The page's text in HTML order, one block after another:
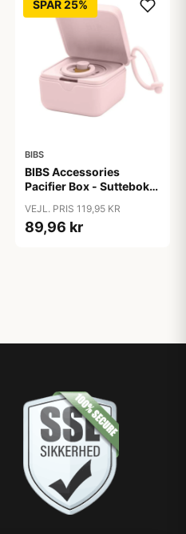
SPAR 25%
BIBS
BIBS Accessories
Pacifier Box - Sutteboks
Blossom
VEJL. PRIS 119,95 KR
89,96 kr